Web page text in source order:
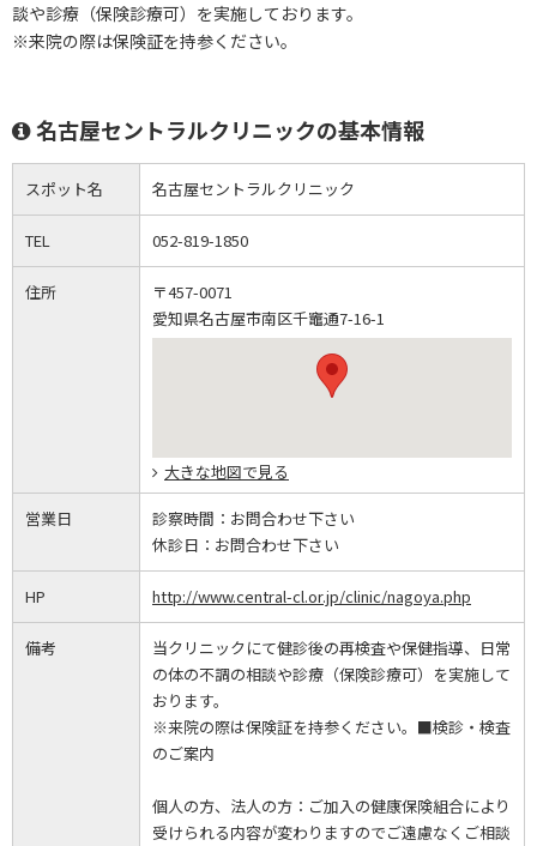
談や診療（保険診療可）を実施しております。
※来院の際は保険証を持参ください。
名古屋セントラルクリニックの基本情報
スポット名 名古屋セントラルクリニック
TEL 052-819-1850
住所
〒457-0071
愛知県名古屋市南区千竈通7-16-1
大きな地図で見る
営業日 診察時間： お問合わせ下さい
休診日： お問合わせ下さい
HP http://www.central-cl.or.jp/clinic/nagoya.php
備考
当クリニックにて健診後の再検査や保健指導、日常
の体の不調の相談や診療（保険診療可）を実施して
おります。
※来院の際は保険証を持参ください。■検診・検査
のご案内
個人の方、法人の方：ご加入の健康保険組合により
受けられる内容が変わりますのでご遠慮なくご相談